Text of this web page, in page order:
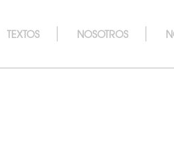
TEXTOS NOSOTROS